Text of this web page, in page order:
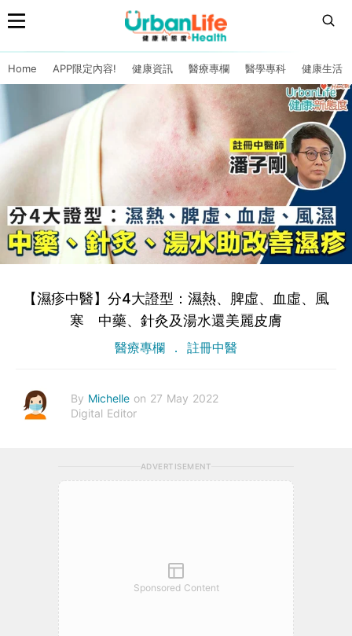
Home APP限定內容! 健康資訊 醫療專欄 醫學專科 健康生活
【濕疹中醫】分4大證型：濕熱、脾虛、血虛、風
寒 中藥、針灸及湯水還美麗皮膚
醫療專欄 註冊中醫
By Michelle on 27 May 2022
Digital Editor
ADVERTISEMENT
Sponsored Content